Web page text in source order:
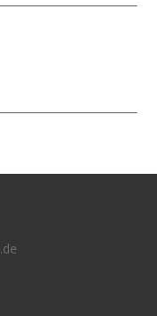
.de